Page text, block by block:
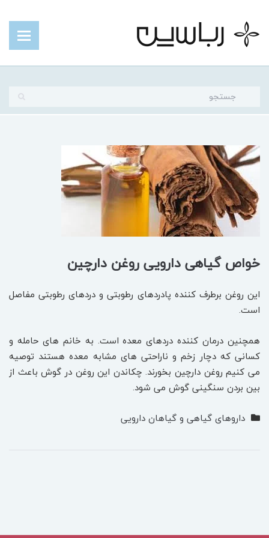
خواص گیاهی دارویی روغن دارچین
این روغن برطرف کننده پادردهای رطوبتی و دردهای رطوبتی مفاصل
است.
همچنین درمان کننده دردهای معده است. به خانم های حامله و
کسانی که دچار زخم و ناراحتی های مشابه معده هستند توصیه
می کنیم روغن دارچین بخورند. چکاندن این روغن در گوش باعث از
بین بردن سنگینی گوش می شود.
داروهای گیاهی و گیاهان دارویی